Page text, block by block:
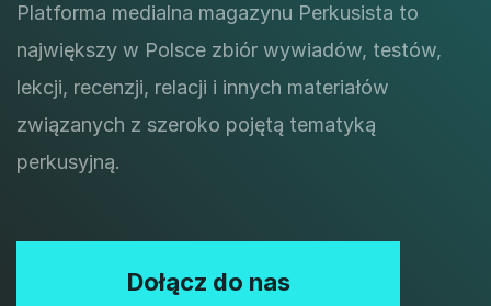
Platforma medialna magazynu Perkusista to
największy w Polsce zbiór wywiadów, testów,
lekcji, recenzji, relacji i innych materiałów
związanych z szeroko pojętą tematyką
perkusyjną.
Dołącz do nas